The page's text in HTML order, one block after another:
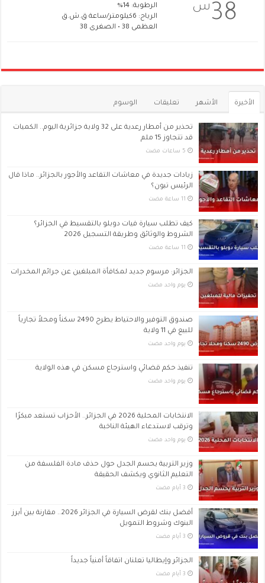
38 س
الرطوبة: 14%
الرياح: 6كيلومتر/ساعة ق.ش.ق‎
العظمى 38 • الصغرى 38
الأخيرة الأشهر تعليقات الوسوم
تحذير من أمطار رعدية على 32 ولاية جزائرية اليوم.. الكميات
قد تتجاوز 15 ملم
زيادات جديدة في معاشات التقاعد والأجور بالجزائر.. ماذا قال
الرئيس تبون؟
كيف تطلب سيارة فيات دوبلو بالتقسيط في الجزائر؟
الشروط والوثائق وطريقة التسجيل 2026
الجزائر: مرسوم جديد لمكافأة المبلغين عن جرائم المخدرات
‏يوم واحد مضت
صندوق التوفير والاحتياط يطرح 2490 سكناً ومحلاً تجارياً
للبيع في 11 ولاية
‏يوم واحد مضت
تنفيذ حكم قضائي واسترجاع مسكن في هذه الولاية
‏يوم واحد مضت
الانتخابات المحلية 2026 في الجزائر.. الأحزاب تستعد مبكرًا
وترقب لاستدعاء الهيئة الناخبة
‏يوم واحد مضت
وزير التربية يحسم الجدل حول حذف مادة الفلسفة من
التعليم الثانوي ويكشف الحقيقة
أفضل بنك لقرض السيارة في الجزائر 2026.. مقارنة بين أبرز
البنوك وشروط التمويل
الجزائر وإيطاليا تعلنان اتفاقاً أمنياً جديداً